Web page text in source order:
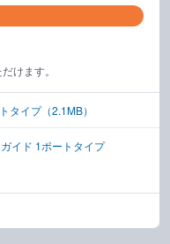
けます。
タイプ（2.1MB）
イド 1ポートタイプ